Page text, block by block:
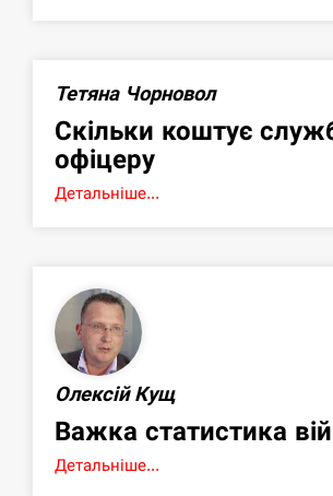
Тетяна Чорновол
Скільки коштує
офіцеру
Детальніше...
Олексій Кущ
Важка статистика
Детальніше...